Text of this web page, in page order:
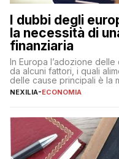
I dubbi degli
la necessità di
finanziaria
In Europa l’adozione
da alcuni fattori, i quali
delle cause principali è la
educazione finanziaria,
sulle criptovalute: […]
NEXILIA-ECONOMIA